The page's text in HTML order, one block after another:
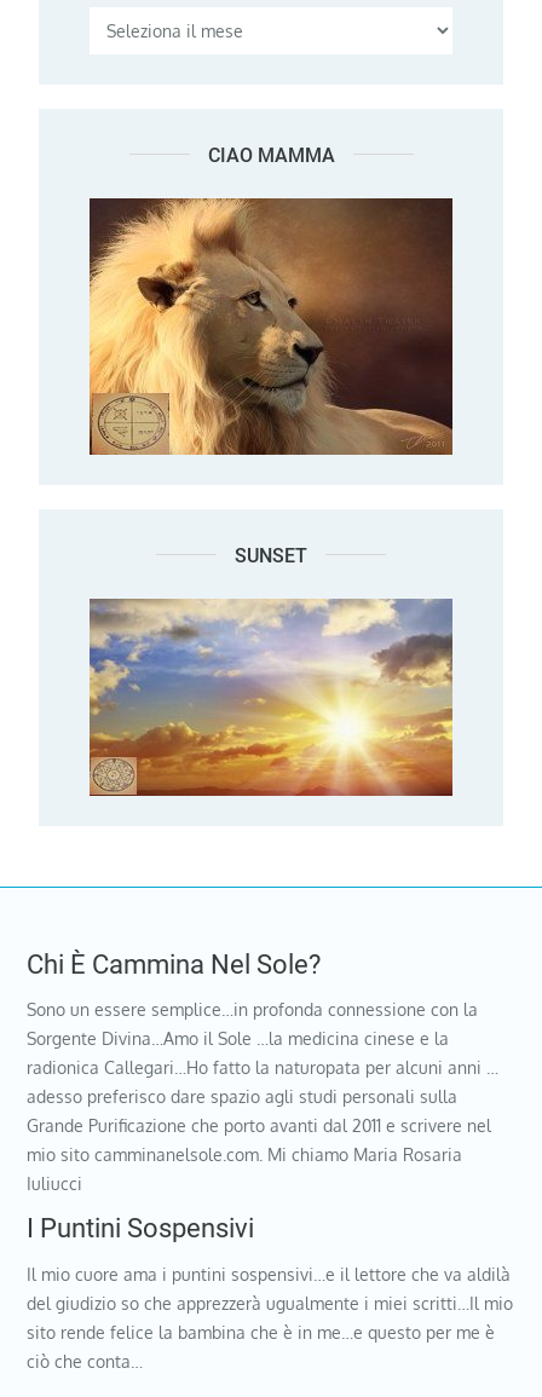
CIAO MAMMA
SUNSET
Chi È Cammina Nel Sole?
Sono un essere semplice…in profonda connessione con la
Sorgente Divina…Amo il Sole …la medicina cinese e la
radionica Callegari…Ho fatto la naturopata per alcuni anni …
adesso preferisco dare spazio agli studi personali sulla
Grande Purificazione che porto avanti dal 2011 e scrivere nel
mio sito camminanelsole.com. Mi chiamo Maria Rosaria
Iuliucci
I Puntini Sospensivi
Il mio cuore ama i puntini sospensivi…e il lettore che va aldilà
del giudizio so che apprezzerà ugualmente i miei scritti…Il mio
sito rende felice la bambina che è in me…e questo per me è
ciò che conta…